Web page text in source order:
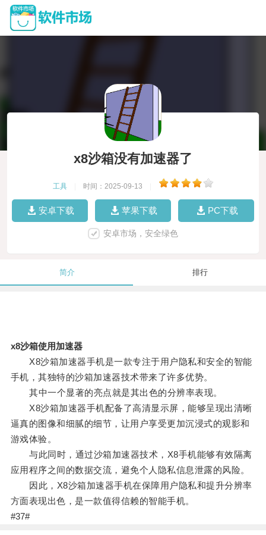
x8沙箱没有加速器了
工具 时间：2025-09-13
安卓下载 苹果下载 PC下载
安卓市场，安全绿色
简介 排行
x8沙箱使用加速器
X8沙箱加速器手机是一款专注于用户隐私和安全的智能
手机，其独特的沙箱加速器技术带来了许多优势。
其中一个显著的亮点就是其出色的分辨率表现。
X8沙箱加速器手机配备了高清显示屏，能够呈现出清晰
逼真的图像和细腻的细节，让用户享受更加沉浸式的观影和
游戏体验。
与此同时，通过沙箱加速器技术，X8手机能够有效隔离
应用程序之间的数据交流，避免个人隐私信息泄露的风险。
因此，X8沙箱加速器手机在保障用户隐私和提升分辨率
方面表现出色，是一款值得信赖的智能手机。
#37#